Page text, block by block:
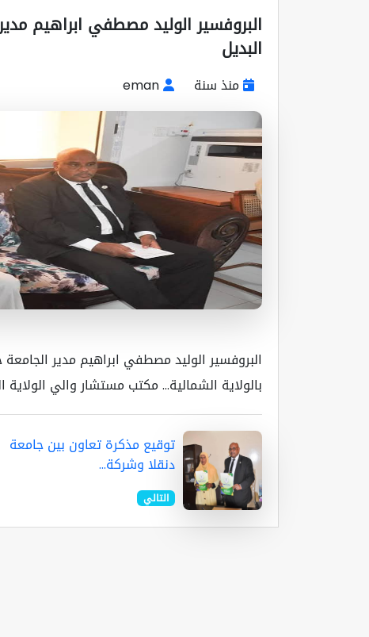
البروفسير الوليد مصطفي ابراهيم
البديل
منذ سنة
البروفسير الوليد مصطفي ابراهيم مدير
بالولاية الشمالية... مكتب مستشار والي الولاية اليوم
توقيع مذكرة تعاون بين جامعة
دنقلا وشركة...
التالي